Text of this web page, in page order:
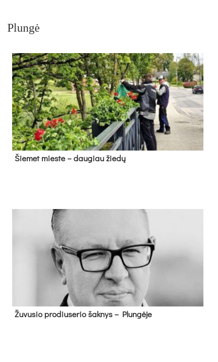
Plungė
Šie­met mies­te – dau­giau žie­dų
Žu­vu­sio pro­diu­se­rio šak­nys – Plun­gė­je